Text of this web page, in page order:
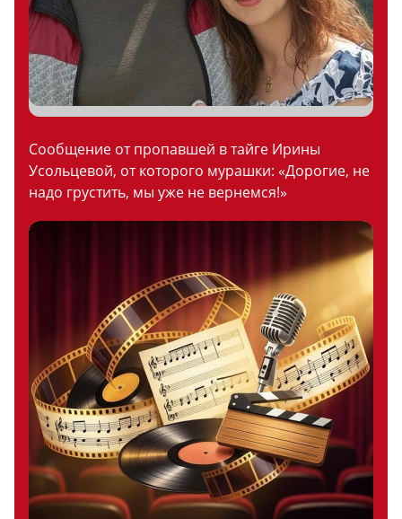
Сообщение от пропавшей в тайге Ирины
Усольцевой, от которого мурашки: «Дорогие, не
надо грустить, мы уже не вернемся!»